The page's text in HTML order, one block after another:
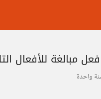
مبالغة للأفعال
واحدة